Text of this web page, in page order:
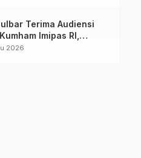
Terima Audiensi
Imipas RI,
Kesehatan bagi
2026